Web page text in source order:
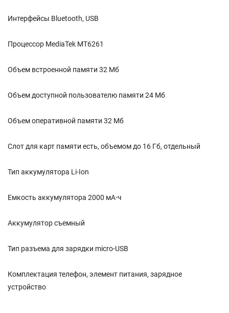
Интерфейсы Bluetooth, USB
Процессор MediaTek MT6261
Объем встроенной памяти 32 Мб
Объем доступной пользователю памяти 24 Мб
Объем оперативной памяти 32 Мб
Слот для карт памяти есть, объемом до 16 Гб, отдельный
Тип аккумулятора Li-Ion
Емкость аккумулятора 2000 мА⋅ч
Аккумулятор съемный
Тип разъема для зарядки micro-USB
Комплектация телефон, элемент питания, зарядное
устройство